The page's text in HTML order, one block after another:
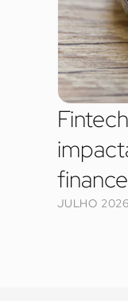
JULHO 2026